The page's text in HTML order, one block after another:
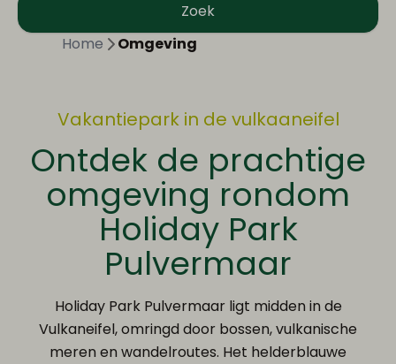
Zoek
Home
Omgeving
Vakantiepark in de vulkaaneifel
Ontdek de prachtige
omgeving rondom
Holiday Park
Pulvermaar
Holiday Park Pulvermaar ligt midden in de
Vulkaneifel, omringd door bossen, vulkanische
meren en wandelroutes. Het helderblauwe